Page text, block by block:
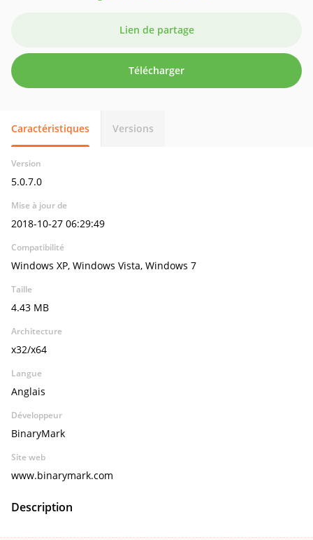
Lien de partage
Télécharger
Caractéristiques Versions
Version
5.0.7.0
Mise à jour de
2018-10-27 06:29:49
Compatibilité
Windows XP, Windows Vista, Windows 7
Taille
4.43 MB
Architecture
x32/x64
Langue
Anglais
Développeur
BinaryMark
Site web
www.binarymark.com
Description